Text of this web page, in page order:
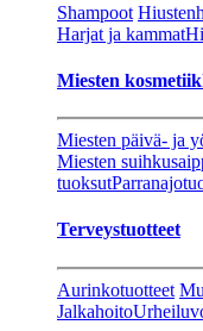
Shampoot
Harjat ja kammat
Miesten
Miesten päivä- ja
Miesten
tuoksut
Terveystuotteet
Aurinkotuotteet
Jalkahoito